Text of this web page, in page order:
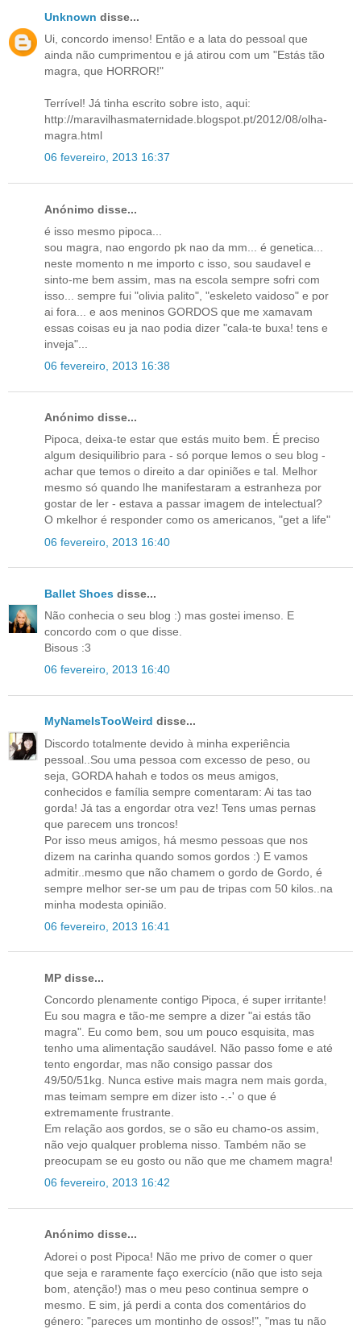
Unknown disse...
Ui, concordo imenso! Então e a lata do pessoal que
ainda não cumprimentou e já atirou com um "Estás tão
magra, que HORROR!"
Terrível! Já tinha escrito sobre isto, aqui:
http://maravilhasmaternidade.blogspot.pt/2012/08/olha-
magra.html
06 fevereiro, 2013 16:37
Anónimo disse...
é isso mesmo pipoca...
sou magra, nao engordo pk nao da mm... é genetica...
neste momento n me importo c isso, sou saudavel e
sinto-me bem assim, mas na escola sempre sofri com
isso... sempre fui "olivia palito", "eskeleto vaidoso" e por
ai fora... e aos meninos GORDOS que me xamavam
essas coisas eu ja nao podia dizer "cala-te buxa! tens e
inveja"...
06 fevereiro, 2013 16:38
Anónimo disse...
Pipoca, deixa-te estar que estás muito bem. É preciso
algum desiquilibrio para - só porque lemos o seu blog -
achar que temos o direito a dar opiniões e tal. Melhor
mesmo só quando lhe manifestaram a estranheza por
gostar de ler - estava a passar imagem de intelectual?
O mkelhor é responder como os americanos, "get a life"
06 fevereiro, 2013 16:40
Ballet Shoes disse...
Não conhecia o seu blog :) mas gostei imenso. E
concordo com o que disse.
Bisous :3
06 fevereiro, 2013 16:40
MyNameIsTooWeird disse...
Discordo totalmente devido à minha experiência
pessoal..Sou uma pessoa com excesso de peso, ou
seja, GORDA hahah e todos os meus amigos,
conhecidos e família sempre comentaram: Ai tas tao
gorda! Já tas a engordar otra vez! Tens umas pernas
que parecem uns troncos!
Por isso meus amigos, há mesmo pessoas que nos
dizem na carinha quando somos gordos :) E vamos
admitir..mesmo que não chamem o gordo de Gordo, é
sempre melhor ser-se um pau de tripas com 50 kilos..na
minha modesta opinião.
06 fevereiro, 2013 16:41
MP disse...
Concordo plenamente contigo Pipoca, é super irritante!
Eu sou magra e tão-me sempre a dizer "ai estás tão
magra". Eu como bem, sou um pouco esquisita, mas
tenho uma alimentação saudável. Não passo fome e até
tento engordar, mas não consigo passar dos
49/50/51kg. Nunca estive mais magra nem mais gorda,
mas teimam sempre em dizer isto -.-' o que é
extremamente frustrante.
Em relação aos gordos, se o são eu chamo-os assim,
não vejo qualquer problema nisso. Também não se
preocupam se eu gosto ou não que me chamem magra!
06 fevereiro, 2013 16:42
Anónimo disse...
Adorei o post Pipoca! Não me privo de comer o quer
que seja e raramente faço exercício (não que isto seja
bom, atenção!) mas o meu peso continua sempre o
mesmo. E sim, já perdi a conta dos comentários do
género: "pareces um montinho de ossos!", "mas tu não